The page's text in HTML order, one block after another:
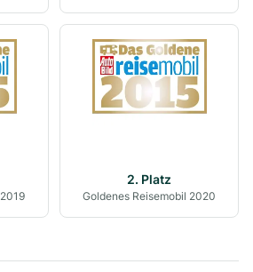
2019
2. Platz
Goldenes Reisemobil 2020